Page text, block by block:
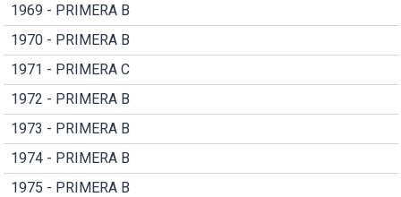
1969 - PRIMERA B
1970 - PRIMERA B
1971 - PRIMERA C
1972 - PRIMERA B
1973 - PRIMERA B
1974 - PRIMERA B
1975 - PRIMERA B